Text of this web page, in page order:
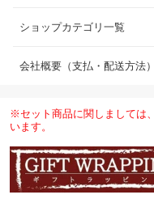
ショップカテゴリ一覧
会社概要（支払・配送方法）
※セット商品に関しましては
います。